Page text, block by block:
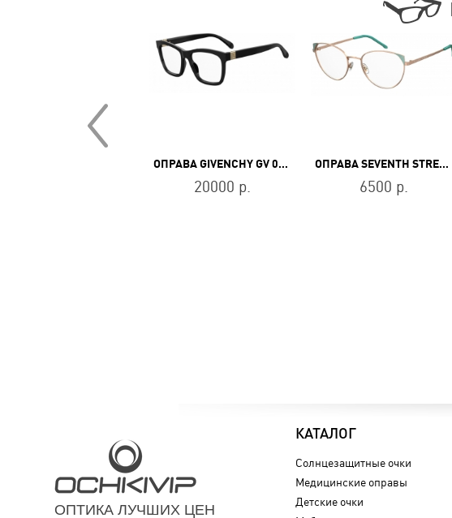
ОПРАВА GIVENCHY GV 0112 807
20000 р.
ОПРАВА SEVENTH STREET 7A 563 PEF
6500 р.
ОПТИКА ЛУЧШИХ ЦЕН
КАТАЛОГ
Солнцезащитные очки
Медицинские оправы
Детские очки